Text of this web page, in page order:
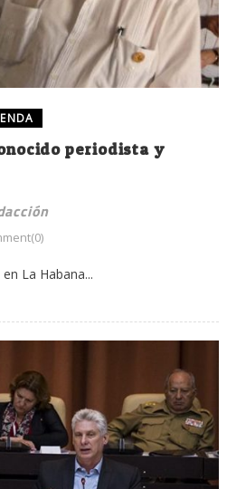
periodista y
La Habana...